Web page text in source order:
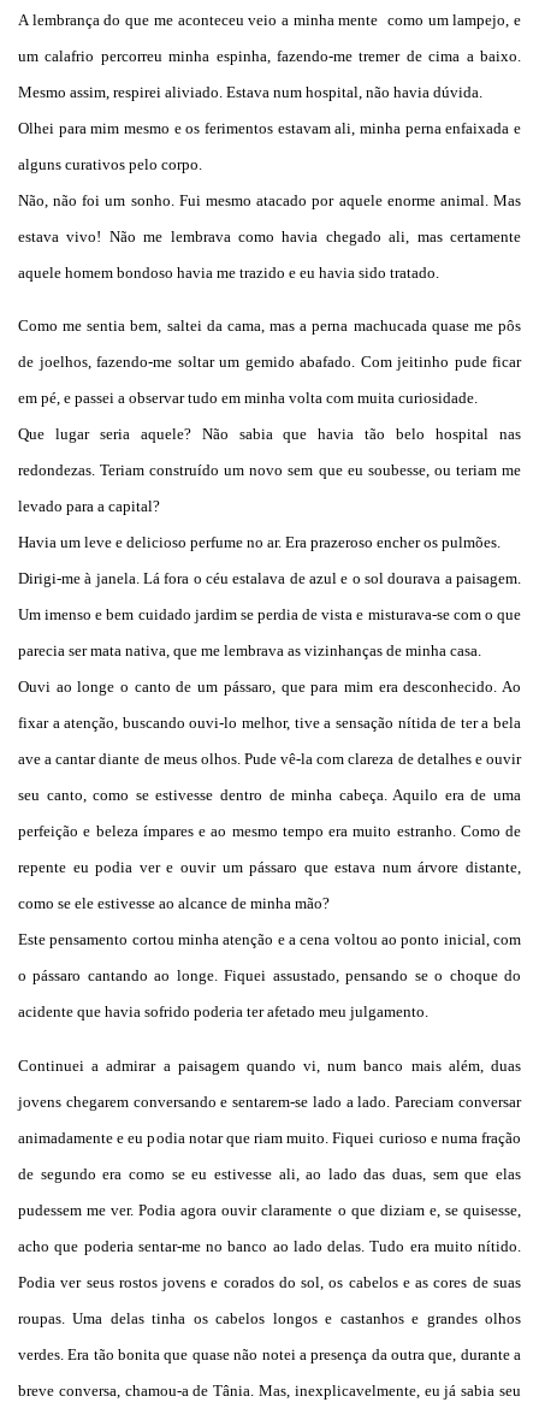
A lembrança do que me aconteceu veio a minha mente como um lampejo, e
um calafrio percorreu minha espinha, fazendo-me tremer de cima a baixo.
Mesmo assim, respirei aliviado. Estava num hospital, não havia dúvida.
Olhei para mim mesmo e os ferimentos estavam ali, minha perna enfaixada e
alguns curativos pelo corpo.
Não, não foi um sonho. Fui mesmo atacado por aquele enorme animal. Mas
estava vivo! Não me lembrava como havia chegado ali, mas certamente
aquele homem bondoso havia me trazido e eu havia sido tratado.
Como me sentia bem, saltei da cama, mas a perna machucada quase me pôs
de joelhos, fazendo-me soltar um gemido abafado. Com jeitinho pude ficar
em pé, e passei a observar tudo em minha volta com muita curiosidade.
Que lugar seria aquele? Não sabia que havia tão belo hospital nas
redondezas. Teriam construído um novo sem que eu soubesse, ou teriam me
levado para a capital?
Havia um leve e delicioso perfume no ar. Era prazeroso encher os pulmões.
Dirigi-me à janela. Lá fora o céu estalava de azul e o sol dourava a paisagem.
Um imenso e bem cuidado jardim se perdia de vista e misturava-se com o que
parecia ser mata nativa, que me lembrava as vizinhanças de minha casa.
Ouvi ao longe o canto de um pássaro, que para mim era desconhecido. Ao
fixar a atenção, buscando ouvi-lo melhor, tive a sensação nítida de ter a bela
ave a cantar diante de meus olhos. Pude vê-la com clareza de detalhes e ouvir
seu canto, como se estivesse dentro de minha cabeça. Aquilo era de uma
perfeição e beleza ímpares e ao mesmo tempo era muito estranho. Como de
repente eu podia ver e ouvir um pássaro que estava num árvore distante,
como se ele estivesse ao alcance de minha mão?
Este pensamento cortou minha atenção e a cena voltou ao ponto inicial, com
o pássaro cantando ao longe. Fiquei assustado, pensando se o choque do
acidente que havia sofrido poderia ter afetado meu julgamento.
Continuei a admirar a paisagem quando vi, num banco mais além, duas
jovens chegarem conversando e sentarem-se lado a lado. Pareciam conversar
animadamente e eu podia notar que riam muito. Fiquei curioso e numa fração
de segundo era como se eu estivesse ali, ao lado das duas, sem que elas
pudessem me ver. Podia agora ouvir claramente o que diziam e, se quisesse,
acho que poderia sentar-me no banco ao lado delas. Tudo era muito nítido.
Podia ver seus rostos jovens e corados do sol, os cabelos e as cores de suas
roupas. Uma delas tinha os cabelos longos e castanhos e grandes olhos
verdes. Era tão bonita que quase não notei a presença da outra que, durante a
breve conversa, chamou-a de Tânia. Mas, inexplicavelmente, eu já sabia seu